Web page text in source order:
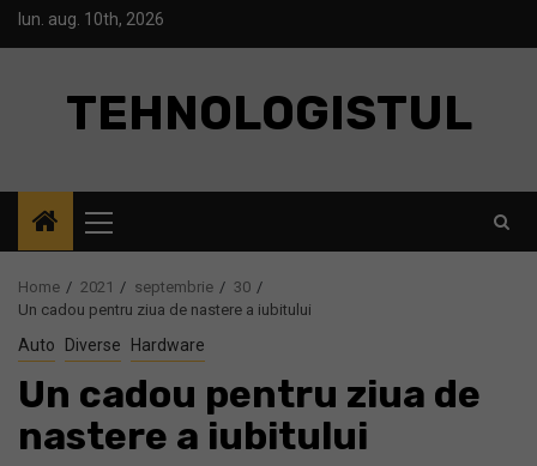
Skiplun. aug. 10th, 2026
TEHNOLOGISTUL
Menu
Home 2021 septembrie
30
Un cadou pentru ziua de nastere a iubitului
Auto Diverse Hardware
Un cadou pentru ziua de
nastere a iubitului